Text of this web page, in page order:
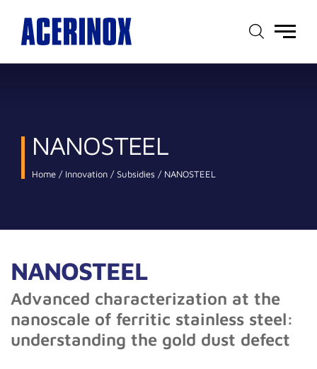
Main
NANOSTEEL
Home Innovation Subsidies NANOSTEEL
NANOSTEEL
Advanced characterization at the
nanoscale of ferritic stainless steel:
understanding the gold dust defect